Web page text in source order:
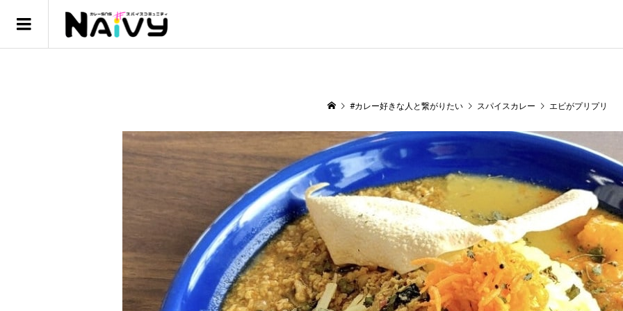
#カレー好きな人と繋がりたい スパイスカレー エビがプリプリ